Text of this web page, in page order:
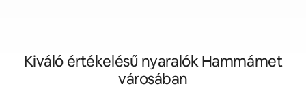
Kiváló értékelésű nyaralók Hammámet
városában